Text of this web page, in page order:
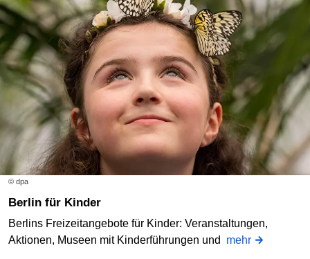
© dpa
Berlin für Kinder
Berlins Freizeitangebote für Kinder: Veranstaltungen,
Aktionen, Museen mit Kinderführungen und mehr